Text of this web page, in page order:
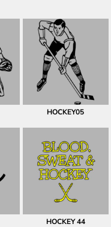
HOCKEY05
HOCKEY 44